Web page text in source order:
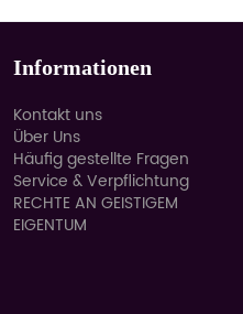
Informationen
Kontakt uns
Über Uns
Häufig gestellte Fragen
Service & Verpflichtung
RECHTE AN GEISTIGEM
EIGENTUM